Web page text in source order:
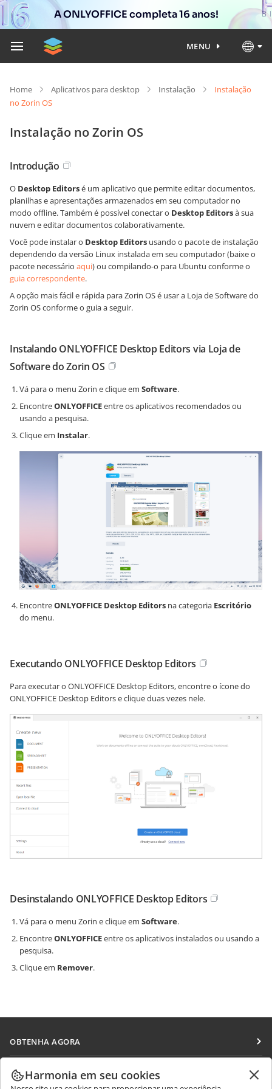
A ONLYOFFICE completa 16 anos!
MENU
Home Aplicativos para desktop Instalação
Instalação
no Zorin OS
Instalação no Zorin OS
Introdução
O Desktop Editorsé um aplicativo que permite editar documentos,
planilhas e apresentações armazenados em seu computador no
modo offline. Também é possível conectar o Desktop Editorsà sua
nuvem e editar documentos colaborativamente.
Você pode instalar o Desktop Editors usando o pacote de instalação
dependendo da versão Linux instalada em seu computador (baixe o
pacote necessário aqui) ou compilando-o para Ubuntu conforme o
guia correspondente.
A opção mais fácil e rápida para Zorin OS é usar a Loja de Software do
Zorin OS conforme o guia a seguir.
Instalando ONLYOFFICE Desktop Editors via Loja de
Software do Zorin OS
Vá para o menu Zorin e clique em Software.
EncontreONLYOFFICEentre os aplicativos recomendados ou
usando a pesquisa.
Clique em Instalar.
EncontreONLYOFFICE Desktop Editors na categoria Escritório
do menu.
Executando ONLYOFFICE Desktop Editors
Para executar o ONLYOFFICE Desktop Editors, encontre o ícone do
ONLYOFFICE Desktop Editors e clique duas vezes nele.
Desinstalando ONLYOFFICE Desktop Editors
Vá para o menu Zorin e clique em Software.
EncontreONLYOFFICEentre os aplicativos instalados ou usando a
pesquisa.
Clique em Remover.
OBTENHA AGORA
Docs
DocSpace
COLABORAR
Harmonia em seu cookies